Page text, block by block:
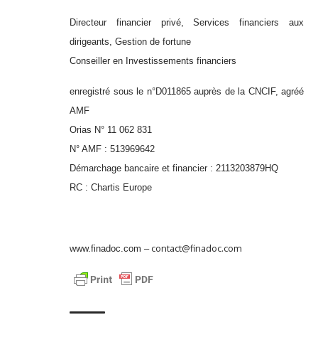
Directeur financier privé, Services financiers aux
dirigeants, Gestion de fortune
Conseiller en Investissements financiers
enregistré sous le n°D011865 auprès de la CNCIF, agréé
AMF
Orias N° 11 062 831
N° AMF : 513969642
Démarchage bancaire et financier : 2113203879HQ
RC : Chartis Europe
www.finadoc.com – contact@finadoc.com